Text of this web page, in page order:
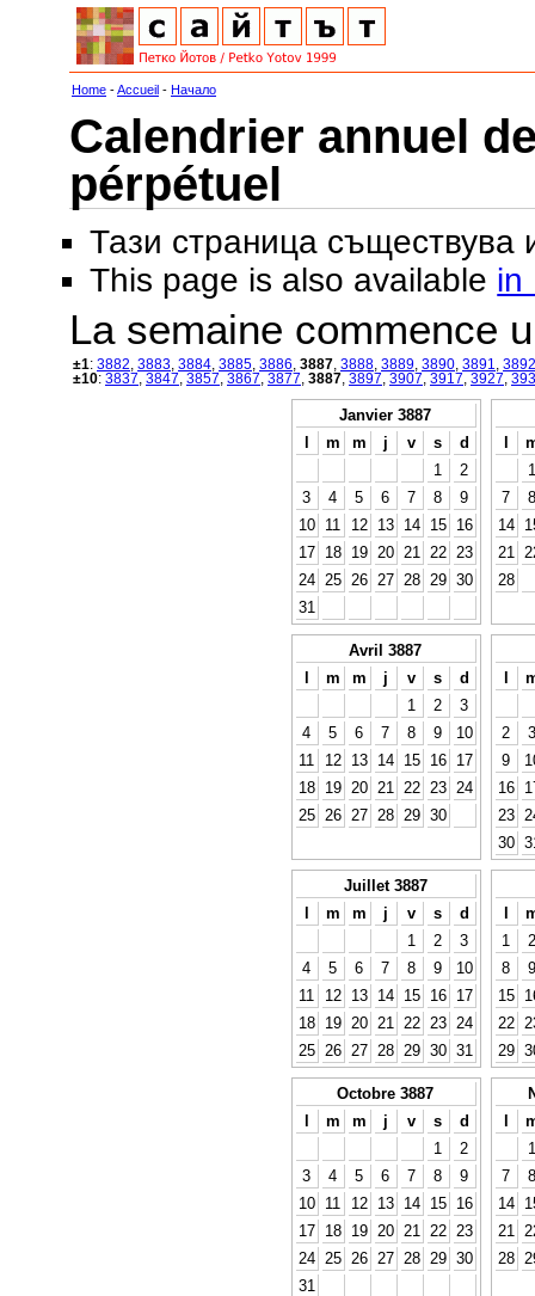
Home -Accueil - Начало
Calendrier annuel
pérpétuel
Тази страница съществува
This page is also available in
La semaine commence
±1: 3882 3883 3884 3885 3886 3887 3888 3889 3890 3891
3892
±10: 3837 3847 3857 3867 3877 3887 3897 3907 3917 3927
Janvier 3887
l
m m j v s
d
1
2
3
4 5 6 7 8
9
10
11 12 13 14 15
16
17
18 19 20 21 22
23
24
25 26 27 28 29 30
31
l
1
7
8
14
21
28
Avril 3887
l
m m j v s
d
1
2
3
4
5 6 7 8 9
10
11
12 13 14 15 16
17
18
19 20 21 22 23
24
25
26 27 28 29 30
l
2
3
9
16
23
30
Juillet 3887
l
m m j v s
d
1
2
3
4
5 6 7 8 9
10
11
12 13 14 15 16
17
18
19 20 21 22 23
24
25
26 27 28 29 30 31
l
1
2
8
9
15
22
29
Octobre 3887
l
m m j v s
d
1
2
3
4 5 6 7 8
9
10
11 12 13 14 15
16
17
18 19 20 21 22
23
24
25 26 27 28 29 30
31
l
1
7
8
14
21
28